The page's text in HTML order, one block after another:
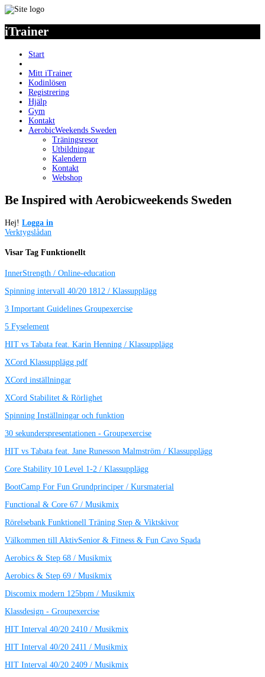
iTrainer
Start
Mitt iTrainer
Kodinlösen
Registrering
Hjälp
Gym
Kontakt
AerobicWeekends Sweden
Träningsresor
Utbildningar
Kalendern
Kontakt
Webshop
Be Inspired with Aerobicweekends Sweden
Hej! Logga in
Verktygslådan
Visar Tag Funktionellt
InnerStrength / Online-education
Spinning intervall 40/20 1812 / Klassupplägg
3 Important Guidelines Groupexercise
5 Fyselement
HIT vs Tabata feat. Karin Henning / Klassupplägg
XCord Klassupplägg pdf
XCord inställningar
XCord Stabilitet & Rörlighet
Spinning Inställningar och funktion
30 sekunderspresentationen - Groupexercise
HIT vs Tabata feat. Jane Runesson Malmström / Klassupplägg
Core Stability 10 Level 1-2 / Klassupplägg
BootCamp For Fun Grundprinciper / Kursmaterial
Functional & Core 67 / Musikmix
Rörelsebank Funktionell Träning Step & Viktskivor
Välkommen till AktivSenior & Fitness & Fun Cavo Spada
Aerobics & Step 68 / Musikmix
Aerobics & Step 69 / Musikmix
Discomix modern 125bpm / Musikmix
Klassdesign - Groupexercise
HIT Interval 40/20 2410 / Musikmix
HIT Interval 40/20 2411 / Musikmix
HIT Interval 40/20 2409 / Musikmix